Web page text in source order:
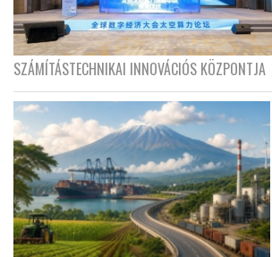
SZÁMÍTÁSTECHNIKAI INNOVÁCIÓS KÖZPONTJA